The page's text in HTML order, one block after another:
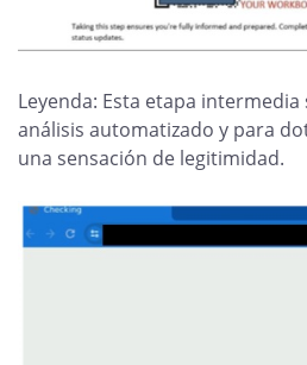
Leyenda: Esta etapa
análisis automatizado y para
una sensación de legitimidad.